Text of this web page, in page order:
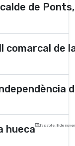
de
comarcal de
hueca dissabte, 8 de